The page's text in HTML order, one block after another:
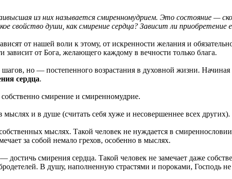
из них называется смиренномудрием. Это состояние —
души, как смирение сердца? Зависит ли приобретение
от нашей воли к этому, от искренности желания и
от Бога, желающего каждому в вечности только блага.
но — постепенного возрастания в духовной жизни.
сердца.
смирение и смиренномудрие.
и в душе (считать себя хуже и несовершеннее всех других).
мыслях. Такой человек не нуждается в
за собой немало грехов, особенно в мыслях.
смирения сердца. Такой человек не замечает даже
В душу, наполненную страстями и пороками, Господь